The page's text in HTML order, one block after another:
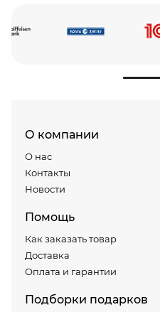
О компании
О нас
Контакты
Новости
Помощь
Как заказать товар
Доставка
Оплата и гарантии
Подборки подарков